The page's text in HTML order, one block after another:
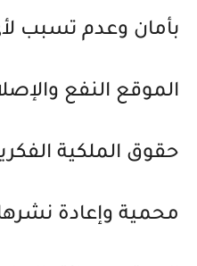
بأمان وعدم تسبب
الموقع النفع
محمية وإعادة